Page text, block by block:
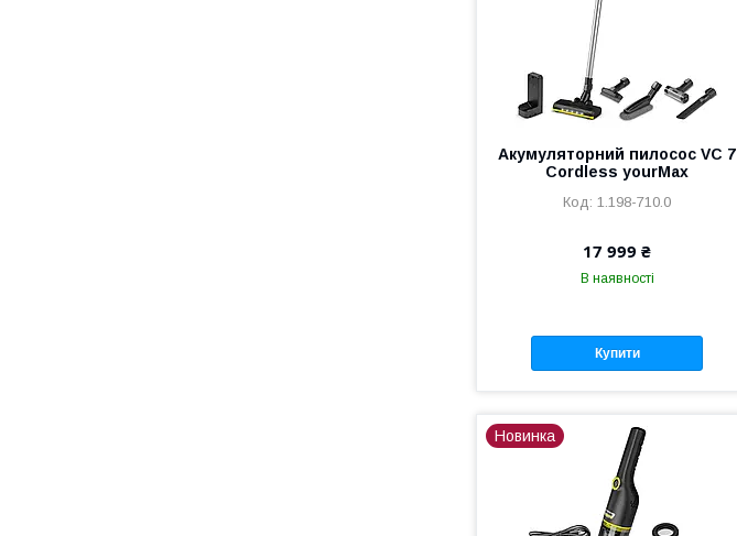
Акумуляторний пилосос VC 7
Cordless yourMax
1.198-710.0
17 999 ₴
В наявності
Купити
Новинка